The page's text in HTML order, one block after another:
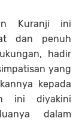
Kuranji ini
dan penuh
hadir
yang
kepada
ini diyakini
dalam